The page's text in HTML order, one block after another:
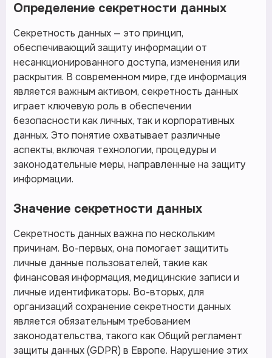
Определение секретности данных
Секретность данных — это принцип,
обеспечивающий защиту информации от
несанкционированного доступа, изменения или
раскрытия. В современном мире, где информация
является важным активом, секретность данных
играет ключевую роль в обеспечении
безопасности как личных, так и корпоративных
данных. Это понятие охватывает различные
аспекты, включая технологии, процедуры и
законодательные меры, направленные на защиту
информации.
Значение секретности данных
Секретность данных важна по нескольким
причинам. Во-первых, она помогает защитить
личные данные пользователей, такие как
финансовая информация, медицинские записи и
личные идентификаторы. Во-вторых, для
организаций сохранение секретности данных
является обязательным требованием
законодательства, такого как Общий регламент
защиты данных (GDPR) в Европе. Нарушение этих